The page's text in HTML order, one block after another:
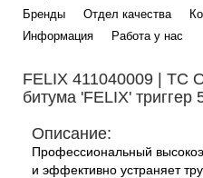
Бренды
Отдел качества
Информация
Работа у нас
FELIX 411040009 | ТС
битума 'FELIX' триггер
Описание:
Профессиональный
и эффективно устраняет